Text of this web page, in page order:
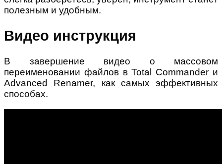
полезным и удобным.
Видео инструкция
В завершение видео о массовом
переименовании файлов в Total Commander и
Advanced Renamer, как самых эффективных
способах.